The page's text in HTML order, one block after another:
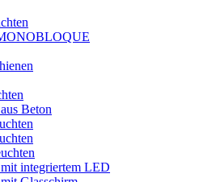
Beton
integriertem LED